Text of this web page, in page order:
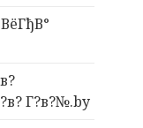
Г?в?№.by